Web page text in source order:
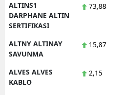
ALTINS1
DARPHANE ALTIN
SERTIFIKASI
73,88
ALTNY ALTINAY
SAVUNMA
15,87
ALVES ALVES
KABLO
2,15